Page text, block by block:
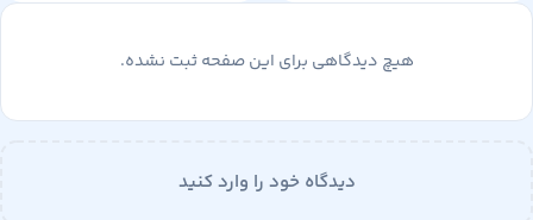
هیچ دیدگاهی برای این صفحه ثبت نشده.
دیدگاه خود را وارد کنید